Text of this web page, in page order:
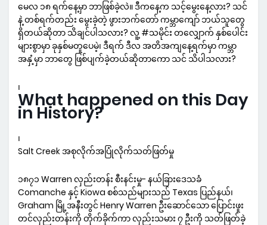
မေလ ၁၈ ရက်နေ့မှာ ဘာဖြစ်ခဲ့လဲ။ ဒီကနေ့က သင့်မွေးနေ့လား? သင်
နဲ့ တစ်ရက်တည်း မွေးခဲ့တဲ့ ဖွားဘက်တော် ကမ္ဘာကျော် ဘယ်သူတွေ
ရှိတယ်ဆိုတာ သိချင်ပါသလား? လူ့ #သမိုင်း တလျှောက် နှစ်ပေါင်း
များစွာမှာ ခုနှစ်မတူပေမဲ့၊ ဒီရက် ဒီလ အတိအကျနေ့ရက်မှာ ကမ္ဘာ
အနှံ့မှာ ဘာတွေ ဖြစ်ပျက်ခဲ့တယ်ဆိုတာကော သင် သိပါသလား?
၊
What happened on this Day
in History?
၊
Salt Creek အစုလိုက်အပြုံလိုက်သတ်ဖြတ်မှု
၁၈၇၁ Warren လှည်းတန်း စီးနင်းမှု- နယ်ခြားဒေသခံ
Comanche နှင့် Kiowa စစ်သည်များသည် Texas ပြည်နယ်၊
Graham မြို့အနီးတွင် Henry Warren ဦးဆောင်သော ပြောင်းဖူး
တင်လှည်းတန်းကို တိုက်ခိုက်ကာ လှည်းသမား ၇ ဦးကို သတ်ဖြတ်ခဲ့